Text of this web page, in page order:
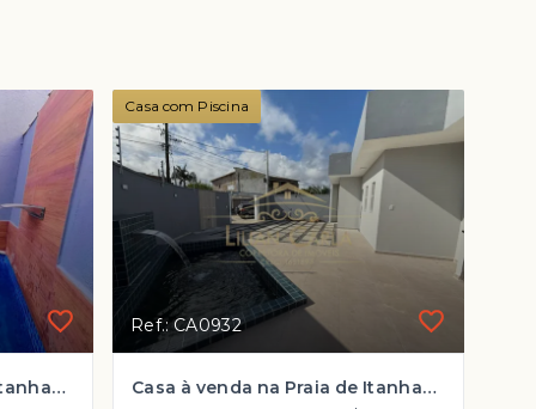
Casa à venda na Praia de Itanhaém com 2 dorm, 1 suíte e PISCINA por R$ 360 mil
Casa com Piscina
Ref.: CA0932
Casa à venda na Praia de Itanhaém com Piscina, àrea de lazer e Alexa por R$ 350 mil!